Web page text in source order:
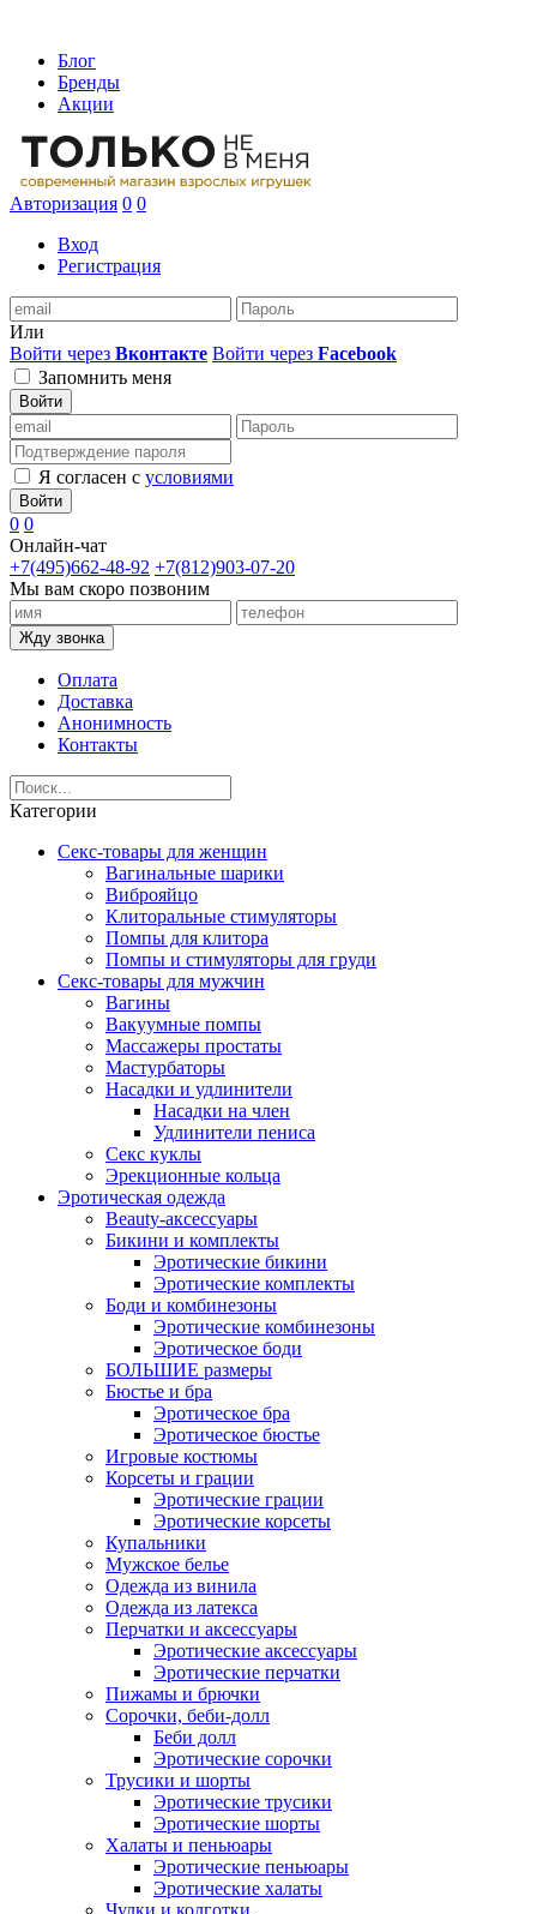
Блог
Бренды
Акции
Авторизация 0 0
Вход
Регистрация
Или
Войти через Вконтакте Войти через Facebook
Запомнить меня
Войти
Я согласен с условиями
Войти
0 0
Онлайн-чат
+7(495)662-48-92 +7(812)903-07-20
Мы вам скоро позвоним
Жду звонка
Оплата
Доставка
Анонимность
Контакты
Категории
Секс-товары для женщин
Вагинальные шарики
Виброяйцо
Клиторальные стимуляторы
Помпы для клитора
Помпы и стимуляторы для груди
Секс-товары для мужчин
Вагины
Вакуумные помпы
Массажеры простаты
Мастурбаторы
Насадки и удлинители
Насадки на член
Удлинители пениса
Секс куклы
Эрекционные кольца
Эротическая одежда
Beauty-аксессуары
Бикини и комплекты
Эротические бикини
Эротические комплекты
Боди и комбинезоны
Эротические комбинезоны
Эротическое боди
БОЛЬШИЕ размеры
Бюстье и бра
Эротическое бра
Эротическое бюстье
Игровые костюмы
Корсеты и грации
Эротические грации
Эротические корсеты
Купальники
Мужское белье
Одежда из винила
Одежда из латекса
Перчатки и аксессуары
Эротические аксессуары
Эротические перчатки
Пижамы и брючки
Сорочки, беби-долл
Беби долл
Эротические сорочки
Трусики и шорты
Эротические трусики
Эротические шорты
Халаты и пеньюары
Эротические пеньюары
Эротические халаты
Чулки и колготки